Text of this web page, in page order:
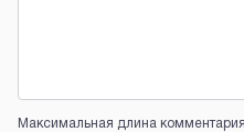
Максимальная длина